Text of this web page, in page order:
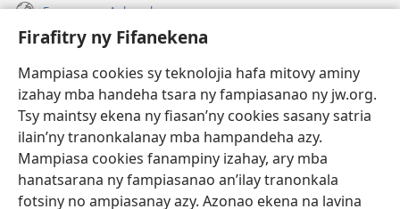
Firafitry ny Fifanekena
Mampiasa cookies sy teknolojia hafa mitovy aminy
izahay mba handeha tsara ny fampiasanao ny jw.org.
Tsy maintsy ekena ny fiasan’ny cookies sasany satria
ilain’ny tranonkalanay mba hampandeha azy.
Mampiasa cookies fanampiny izahay, ary mba
hanatsarana ny fampiasanao an’ilay tranonkala
fotsiny no ampiasanay azy. Azonao ekena na lavina
Fanazavana Ankapobeny
Fanampiana
Fanomezana
(manokatra
rohy)
FITEHIRIZAM-BOKIN’NY Vavolombelon’i Jehovah
(manokatra
rohy)
JW Hub
(manokatra
rohy)